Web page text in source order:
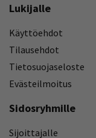
Lukijalle
Käyttöehdot
Tilausehdot
Tietosuojaseloste
Evästeilmoitus
Sidosryhmille
Sijoittajalle